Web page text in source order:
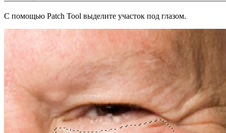
С помощью Patch Tool выделите участок под глазом.